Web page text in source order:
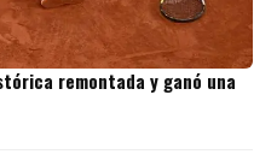
remontada y ganó una